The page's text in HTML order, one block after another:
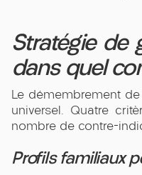
Stratégie de
dans quel
Le démembrement
universel. Quatre
nombre de contre-
Profils familiaux